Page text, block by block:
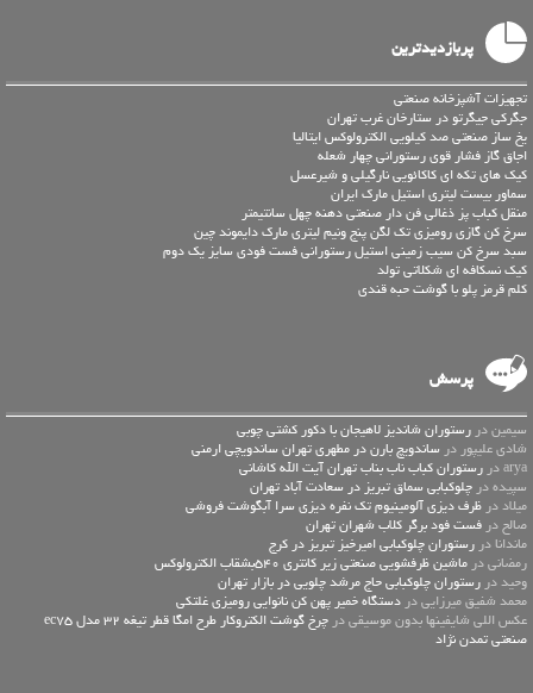
پربازدیدترین
تجهیزات آشپزخانه صنعتی
جگرکی جیگرتو در ستارخان غرب تهران
یخ ساز صنعتی صد کیلویی الکترولوکس ایتالیا
اجاق گاز فشار قوی رستورانی چهار شعله
کیک های تکه ای کاکائویی نارگیلی و شیرعسل
سماور بیست لیتری استیل مارک ایران
منقل کباب پز ذغالی فن دار صنعتی دهنه چهل سانتیمتر
سرخ کن گازی رومیزی تک لگن پنج ونیم لیتری مارک دایموند چین
سبد سرخ کن سیب زمینی استیل رستورانی فست فودی سایز یک دوم
کیک نسکافه ای شکلاتی تولد
کلم قرمز پلو با گوشت حبه قندی
پرسش
سیمین در رستوران شاندیز لاهیجان با دکور کشتی چوبی
شادی علیپور در ساندویچ بارن در مطهری تهران ساندویچی ارمنی
arya در
رستوران کباب ناب بناب تهران آیت الله کاشانی
سپیده در چلوکبابی سماق تبریز در سعادت آباد تهران
میلاد در ظرف دیزی آلومینیوم تک نفره دیزی سرا آبگوشت فروشی
صالح در فست فود برگر کلاب شهران تهران
ماندانا در رستوران چلوکبابی امیرخیز تبریز در کرج
رمضانی در ماشین ظرفشویی صنعتی زیر کانتری 540بشقاب الکترولوکس
وحید در رستوران چلوکبابی حاج مرشد چلویی در بازار تهران
محمد شفیق میرزایی در دستگاه خمیر پهن کن نانوایی رومیزی غلتکی
عكس اللي شايفينها بدون موسيقى در
چرخ گوشت الکتروکار طرح امگا قطر تیغه 32 مدل ec75
صنعتی تمدن نژاد